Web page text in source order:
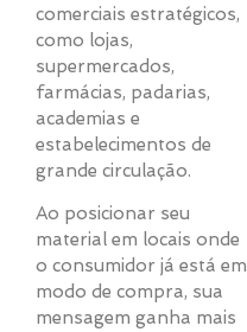
comerciais estratégicos,
como lojas,
supermercados,
farmácias, padarias,
academias e
estabelecimentos de
grande circulação.
Ao posicionar seu
material em locais onde
o consumidor já está em
modo de compra, sua
mensagem ganha mais